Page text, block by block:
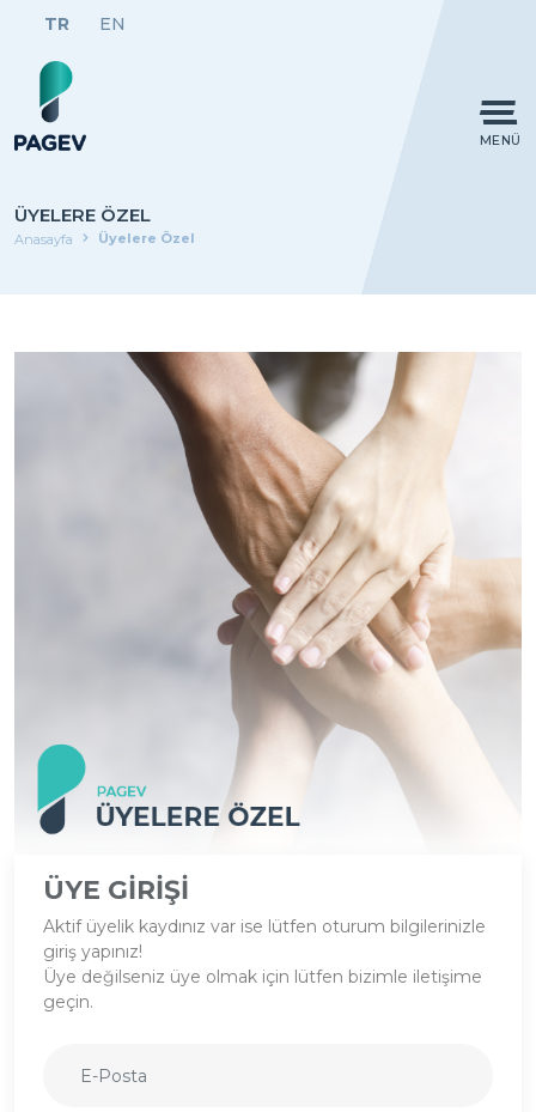
TR EN
MENÜ
ÜYELERE ÖZEL
Anasayfa Üyelere Özel
ÜYE GIRIŞI
Aktif üyelik kaydınız var ise lütfen oturum bilgilerinizle
giriş yapınız!
Üye değilseniz üye olmak için lütfen bizimle iletişime
geçin.